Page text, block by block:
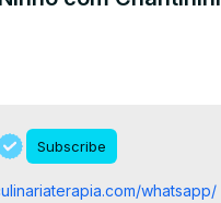
Subscribe
whatsapp/